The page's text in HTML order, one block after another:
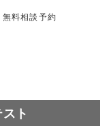
無料相談予約
ト